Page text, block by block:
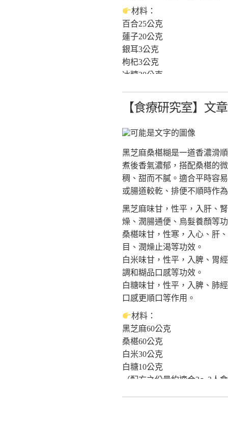
作者:辛海、王永榮
出版:睿其書房
《更多食品健康資訊分享》
食療研究室
https://fo93316.wixsite.com/
https://reurl.cc/praNN4
http://rcfb.bioagri.ntu.edu.tw/
https://reurl.cc/x6Z7zN
https://www.ncfser.ntu.edu.tw/
全球健康促進產學聯盟
https://reurl.cc/GAWlly
材料：
百合25公克
蓮子20公克
銀耳3公克
枸杞3公克
冰糖20公克
作法：
子洗淨泡軟。
3.加入百合、枸杞與冰糖，再
功效： 養心安神，滋陰潤
《本草綱目》對症藥膳-不生
作者:辛海、王永榮
出版:睿其書房
《更多食品健康資訊分享》
食療研究室
https://fo93316.wixsite.com/
https://reurl.cc/praNN4
台大食品與生物分子研究中心
http://rcfb.bioagri.ntu.edu.tw/
https://reurl.cc/x6Z7zN
國家食品安全教育暨研究中心
https://www.ncfser.ntu.edu.tw/
https://reurl.cc/WvdGek
全球健康促進產學聯盟
【食療研究室】文
黑芝麻桑椹糊是一道香濃滑
煮後香氣濃郁，搭配桑椹的
稠、甜而不膩。適合平時容
或腸道較乾、排便不順時作
黑芝麻味甘，性平，入肝、
燥、潤腸通便、烏髮養顏等
桑椹味甘，性寒，入心、肝
目、潤燥止渴等功效。
白米味甘，性平，入脾、胃
調和糊品口感等功效。
白糖味甘，性平，入脾、肺
口感更順口等作用。
材料：
黑芝麻60公克
桑椹60公克
白米30公克
白糖10公克
（配方之份量約適合2～3人
作法：